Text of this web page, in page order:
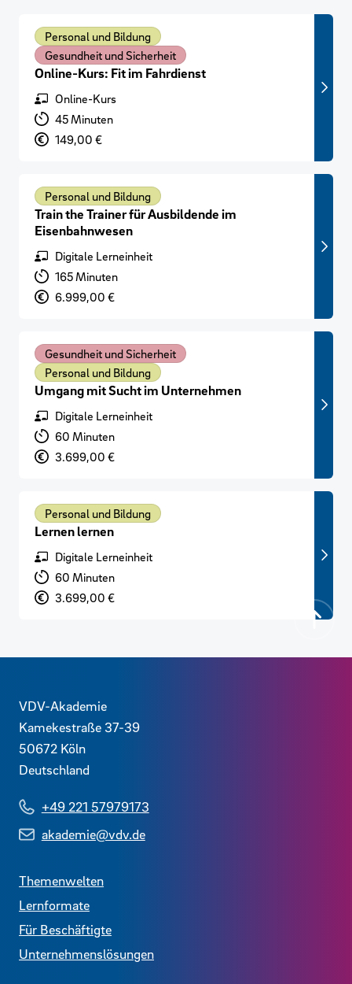
Personal und Bildung
Gesundheit und Sicherheit
Online-Kurs: Fit im Fahrdienst
FormatOnline-Kurs
Lernzeit45 Minuten
Preis149,00 €
Personal und Bildung
Train the Trainer für Ausbildende im
Eisenbahnwesen
FormatDigitale Lerneinheit
Lernzeit165 Minuten
Preis6.999,00 €
Gesundheit und Sicherheit
Personal und Bildung
Umgang mit Sucht im Unternehmen
FormatDigitale Lerneinheit
Lernzeit60 Minuten
Preis3.699,00 €
Personal und Bildung
Lernen lernen
FormatDigitale Lerneinheit
Lernzeit60 Minuten
Preis3.699,00 €
Kontaktdaten und weitere Links
VDV-Akademie
Kamekestraße 37-39
50672 Köln
Deutschland
+49 221 57979173
akademie@vdv.de
Themenwelten
Lernformate
Für Beschäftigte
Unternehmenslösungen